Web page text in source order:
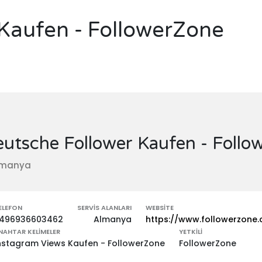
- FollowerZone
Follower Kaufen -
SERVIS ALANLARI
Almanya
WEBSITE
https://
KELIMELER
Views Kaufen - FollowerZone
YETKILI
FollowerZone